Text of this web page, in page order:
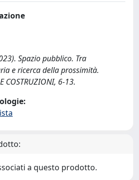
Spazio pubblico. Tra
e ricerca della prossimità.
COSTRUZIONI, 6-13.
a questo prodotto.